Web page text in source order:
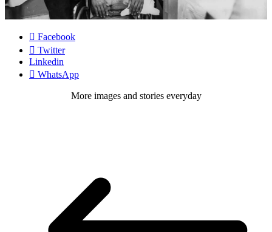
Facebook
Twitter
Linkedin
WhatsApp
More images and stories everyday